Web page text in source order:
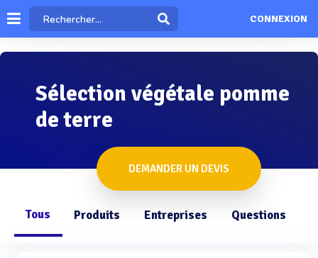
CONNEXION
Sélection végétale pomme
de terre
DEMANDER UN DEVIS
Tous Produits Entreprises Questions